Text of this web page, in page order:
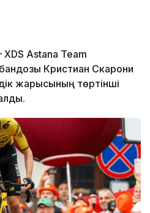
Astana Team
Кристиан Скарони
жарысының төртінші